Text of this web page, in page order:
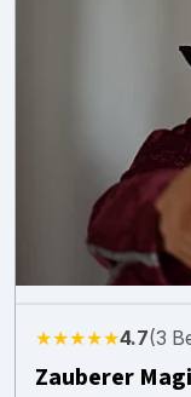
★★★★★4.7(3
Zauberer